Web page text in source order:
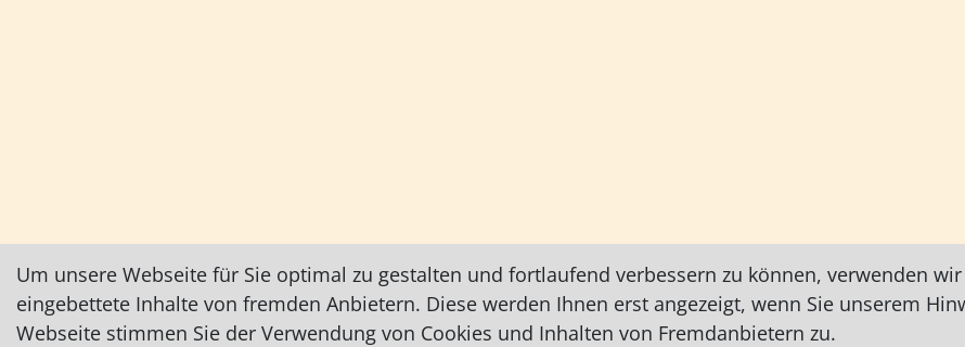
Um unsere Webseite für Sie optimal zu gestalten und fortlaufend verbessern zu können, verwenden
eingebettete Inhalte von fremden Anbietern. Diese werden Ihnen erst angezeigt, wenn Sie unserem
Webseite stimmen Sie der Verwendung von Cookies und Inhalten von Fremdanbietern zu.